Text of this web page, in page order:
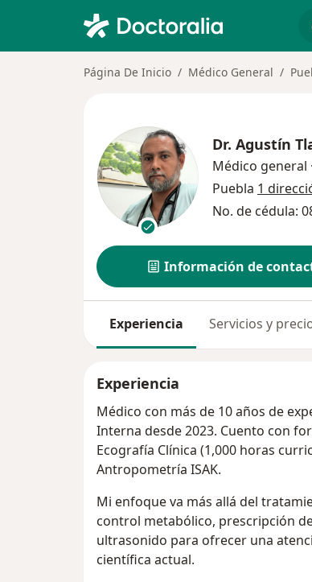
Página De Inicio Médico General
Dr. Agustín
Médico general ·
Puebla 1
No. de cédula:
Información de
Experiencia Servicios y
Experiencia
Médico con más de 10 años de
Interna desde 2023. Cuento con
Ecografía Clínica (1,000 horas
Antropometría ISAK.
Mi enfoque va más allá del
control metabólico, prescripción
ultrasonido para ofrecer una
científica actual.